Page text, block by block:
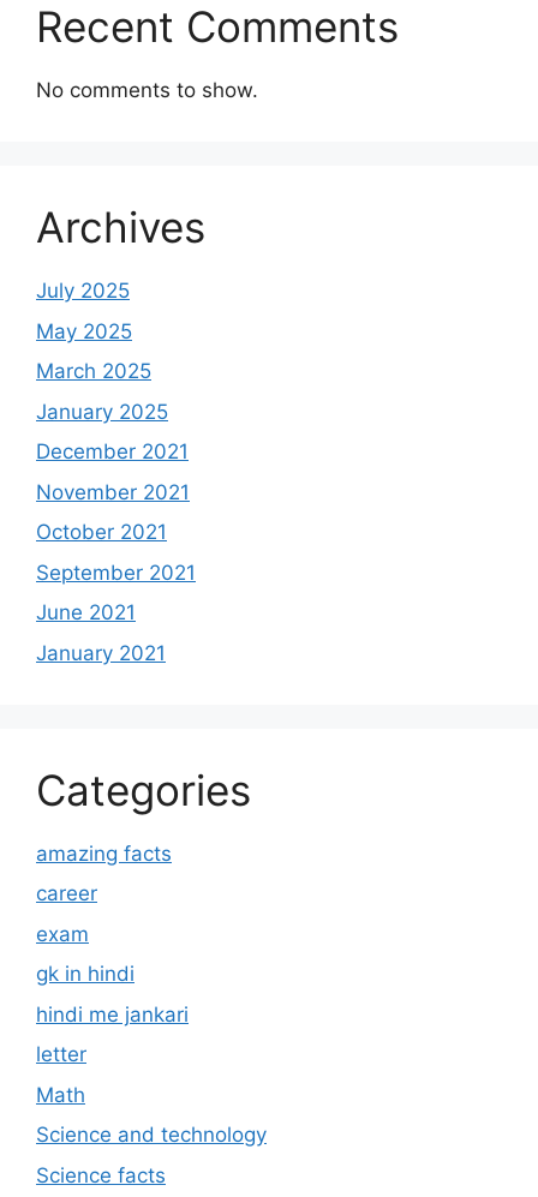
Recent Comments
No comments to show.
Archives
July 2025
May 2025
March 2025
January 2025
December 2021
November 2021
October 2021
September 2021
June 2021
January 2021
Categories
amazing facts
career
exam
gk in hindi
hindi me jankari
letter
Math
Science and technology
Science facts